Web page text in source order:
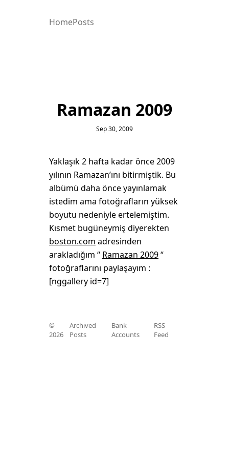
HomePosts
Ramazan 2009
Sep 30, 2009
Yaklaşık 2 hafta kadar önce 2009
yılının Ramazan’ını bitirmiştik. Bu
albümü daha önce yayınlamak
istedim ama fotoğrafların yüksek
boyutu nedeniyle ertelemiştim.
Kısmet bugüneymiş diyerekten
boston.com adresinden
arakladığım “ Ramazan 2009“
fotoğraflarını paylaşayım :
[nggallery id=7]
©
2026
Archived
Posts
Bank
Accounts
RSS
Feed